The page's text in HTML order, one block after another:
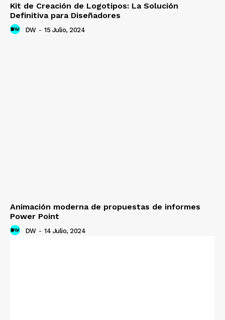
Kit de Creación de Logotipos: La Solución
Definitiva para Diseñadores
DW - 15 Julio, 2024
Animación moderna de propuestas de informes
Power Point
DW - 14 Julio, 2024